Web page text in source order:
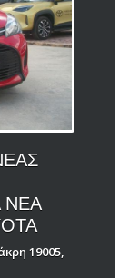
ΝΕΑ
19005,